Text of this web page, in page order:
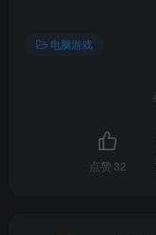
电脑游戏
点赞 32